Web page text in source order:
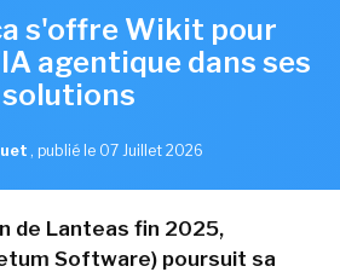
s'offre Wikit pour
agentique dans ses
solutions
, publié le 07 Juillet 2026
de Lanteas fin 2025,
Software) poursuit sa